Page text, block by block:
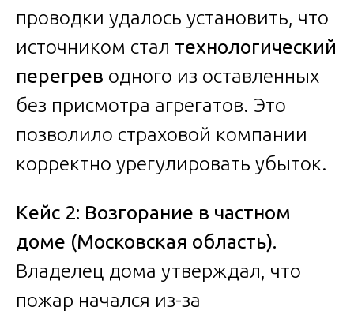
проводки удалось установить, что
источником стал технологический
перегрев одного из оставленных
без присмотра агрегатов. Это
позволило страховой компании
корректно урегулировать убыток.
Кейс 2: Возгорание в частном
доме (Московская область).
Владелец дома утверждал, что
пожар начался из-за